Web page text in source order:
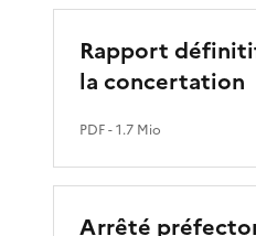
Rapport
la concertation
PDF- 1.7 Mio
Arrêté